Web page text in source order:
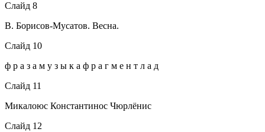
Слайд 8
В. Борисов-Мусатов. Весна.
Слайд 10
ф р а з а м у з ы к а ф р а г м е н т л а д
Слайд 11
Микалоюс Константинос Чюрлёнис
Слайд 12